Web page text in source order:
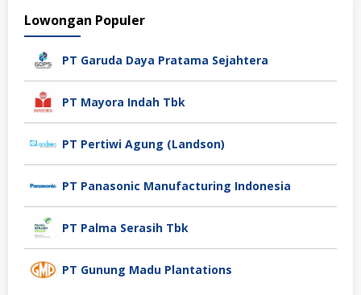
Lowongan Populer
PT Garuda Daya Pratama Sejahtera
PT Mayora Indah Tbk
PT Pertiwi Agung (Landson)
PT Panasonic Manufacturing Indonesia
PT Palma Serasih Tbk
PT Gunung Madu Plantations